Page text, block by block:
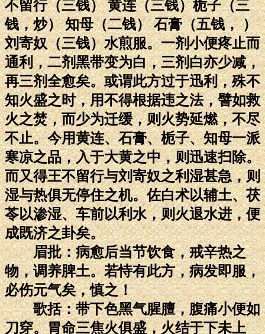
不留行（三钱） 黄连（三钱）栀子（三
钱，炒） 知母（二钱） 石膏（五钱， ）
刘寄奴（三钱）水煎服。一剂小便疼止而
通利，二剂黑带变为白，三剂白亦少减，
再三剂全愈矣。或谓此方过于迅利，殊不
知火盛之时，用不得根据违之法，譬如救
火之焚，而少为迁缓，则火势延燃，不尽
不止。今用黄连、石膏、栀子、知母一派
寒凉之品，入于大黄之中，则迅速扫除。
而又得王不留行与刘寄奴之利湿甚急，则
湿与热俱无停住之机。佐白术以辅土、茯
苓以渗湿、车前以利水，则火退水进，便
成既济之卦矣。
眉批：病愈后当节饮食，戒辛热之
物，调养脾土。若恃有此方，病发即服，
必伤元气矣，慎之！
歌括：带下色黑气腥膻，腹痛小便如
刀穿。胃命三焦火俱盛，火结于下未上